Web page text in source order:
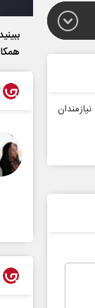
حکایت یک تاریخ و دو
نرگس خانعلی‌زاده -